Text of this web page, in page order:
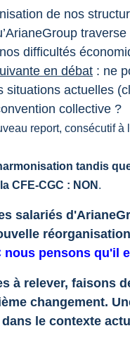
de nos
traverse
difficultés
en débat : ne
situations actuelles
collective ?
report, consécutif
tandis
CFE-CGC : NON .
salariés
nous pensons qu'il
à relever, faisons
changement.
le contexte